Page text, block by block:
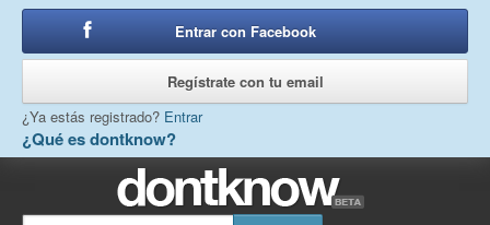
¿Qué es dontknow?
Entrar con Facebook
Regístrate con tu email
¿Ya estás registrado? Entrar